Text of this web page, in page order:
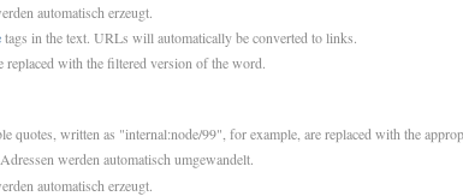
automatisch erzeugt.
tags in the text. URLs will automatically be converted to links.
with the filtered version of the word.
quotes, written as "internal:node/99", for example, are replaced with the
werden automatisch umgewandelt.
automatisch erzeugt.